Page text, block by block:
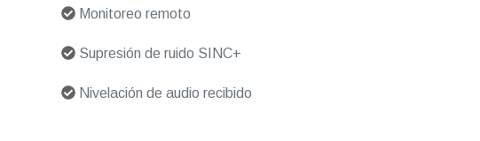
Monitoreo remoto
Supresión de ruido SINC+
Nivelación de audio recibido